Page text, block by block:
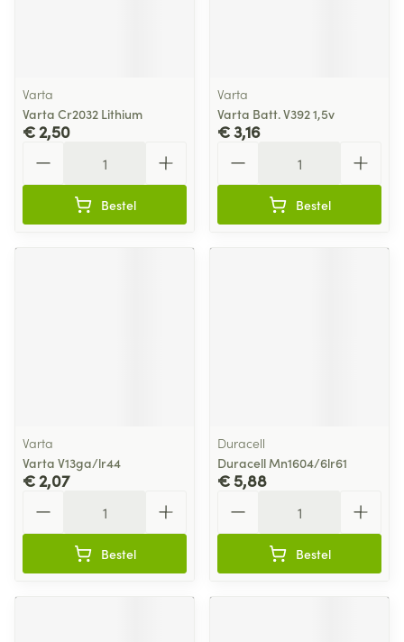
Varta
Varta Cr2032 Lithium
€ 2,50
Bestel
Varta
Varta Batt. V392 1,5v
€ 3,16
Bestel
Varta
Varta V13ga/lr44
€ 2,07
Bestel
Duracell
Duracell Mn1604/6lr61
€ 5,88
Bestel